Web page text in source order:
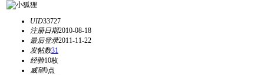
UID33727
注册日期2010-08-18
最后登录2011-11-22
发帖数31
经验10枚
威望0点